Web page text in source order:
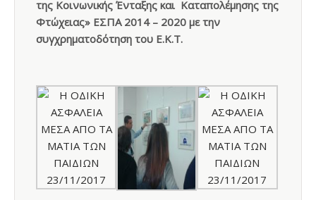
της Κοινωνικής Ένταξης και Καταπολέμησης της
Φτώχειας» ΕΣΠΑ 2014 – 2020 με την
συγχρηματοδότηση του Ε.Κ.Τ.